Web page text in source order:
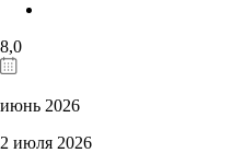
8,0
июнь 2026
2 июля 2026